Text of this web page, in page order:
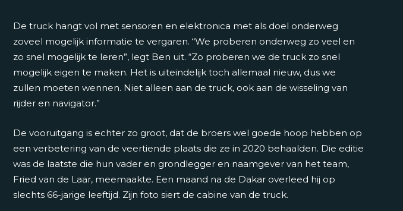
De truck hangt vol met sensoren en elektronica met als doel onderweg
zoveel mogelijk informatie te vergaren. “We proberen onderweg zo veel en
zo snel mogelijk te leren”, legt Ben uit. “Zo proberen we de truck zo snel
mogelijk eigen te maken. Het is uiteindelijk toch allemaal nieuw, dus we
zullen moeten wennen. Niet alleen aan de truck, ook aan de wisseling van
rijder en navigator.”
De vooruitgang is echter zo groot, dat de broers wel goede hoop hebben op
een verbetering van de veertiende plaats die ze in 2020 behaalden. Die editie
was de laatste die hun vader en grondlegger en naamgever van het team,
Fried van de Laar, meemaakte. Een maand na de Dakar overleed hij op
slechts 66-jarige leeftijd. Zijn foto siert de cabine van de truck.